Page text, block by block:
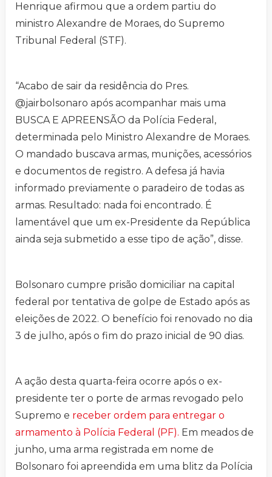
Henrique afirmou que a ordem partiu do
ministro Alexandre de Moraes, do Supremo
Tribunal Federal (STF).
“Acabo de sair da residência do Pres.
@jairbolsonaro após acompanhar mais uma
BUSCA E APREENSÃO da Polícia Federal,
determinada pelo Ministro Alexandre de Moraes.
O mandado buscava armas, munições, acessórios
e documentos de registro. A defesa já havia
informado previamente o paradeiro de todas as
armas. Resultado: nada foi encontrado. É
lamentável que um ex-Presidente da República
ainda seja submetido a esse tipo de ação”, disse.
Bolsonaro cumpre prisão domiciliar na capital
federal por tentativa de golpe de Estado após as
eleições de 2022. O benefício foi renovado no dia
3 de julho, após o fim do prazo inicial de 90 dias.
A ação desta quarta-feira ocorre após o ex-
presidente ter o porte de armas revogado pelo
Supremo e receber ordem para entregar o
armamento à Polícia Federal (PF). Em meados de
junho, uma arma registrada em nome de
Bolsonaro foi apreendida em uma blitz da Polícia